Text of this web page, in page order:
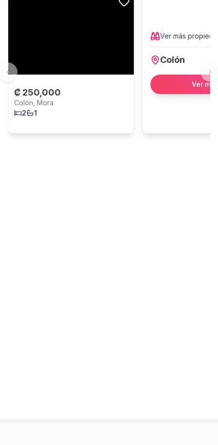
₡ 250,000
Colón, Mora
2
1
Ver más
Colón
Ver
Previous slide